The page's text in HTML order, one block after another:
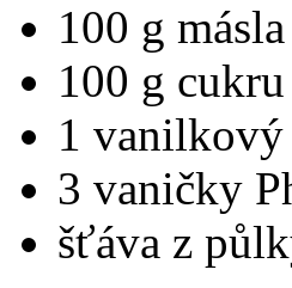
100 g másla
100 g cukru
1
3 vaničky
šťáva z